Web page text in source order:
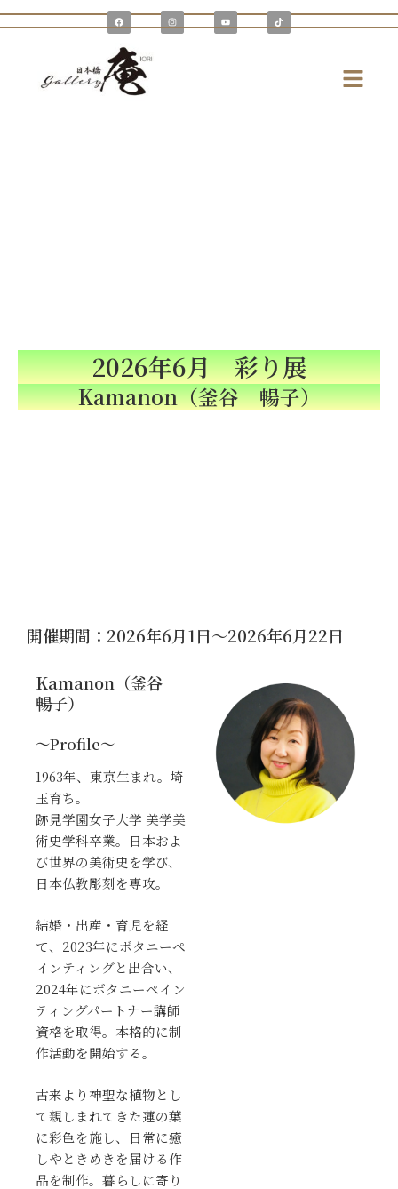
内
容
F
a
c
b
o
o
k
I
n
s
Y
o
u
T
i
k
メ
ニ
2026年6月 彩り展
Kamanon（釜谷 暢子）
開催期間：2026年6月1日～2026年6月22日
Kamanon（釜谷
暢子）
～Profile～
1963年、 東京生まれ。埼
玉育ち。
跡見学園女子大学 美学美
術史学科卒業。日本およ
び世界の美術史を学び、
日本仏教彫刻を専攻。
結婚・出産・育児を経
て、2023年にボタニーペ
インティングと出合い、
2024年にボタニーペイン
ティングパートナー講師
資格を取得。本格的に制
作活動を開始する。
古来より神聖な植物とし
て親しまれてきた蓮の葉
に彩色を施し、日常に癒
しやときめきを届ける作
品を制作。暮らしに寄り